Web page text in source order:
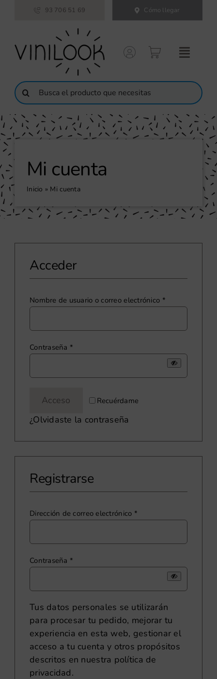
93 706 51 69 Cómo llegar
Buscar:
Mi cuenta
Inicio » Mi cuenta
Acceder
Nombre de usuario o correo electrónico *Obligatorio
Contraseña *
Recuérdame
Acceso
¿Olvidaste la contraseña
Registrarse
Dirección de correo electrónico *Obligatorio
Contraseña *
Tus datos personales se utilizarán
para procesar tu pedido, mejorar tu
experiencia en esta web, gestionar el
acceso a tu cuenta y otros propósitos
descritos en nuestra política de
privacidad.